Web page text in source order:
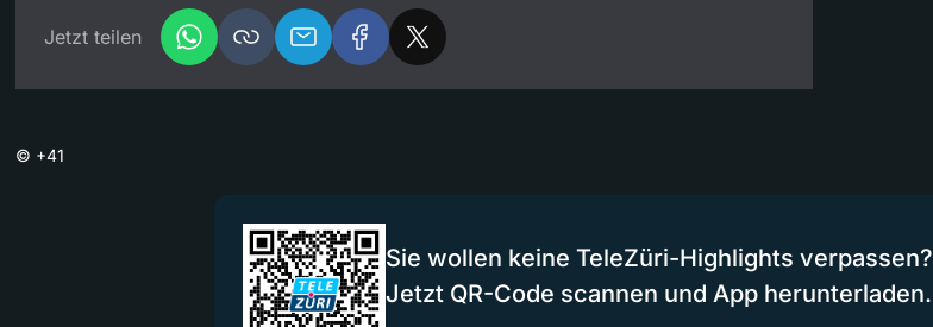
Jetzt teilen
© +41
Sie wollen keine TeleZüri-Highlights verpassen?
Jetzt QR-Code scannen und App herunterladen.